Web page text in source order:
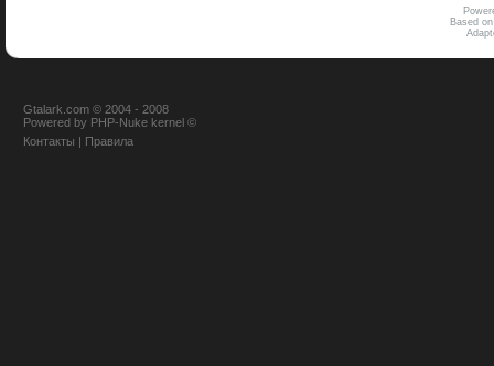
Based
Gtalark.com © 2004 - 2008
Powered by PHP-Nuke kernel ©
Контакты | Правила